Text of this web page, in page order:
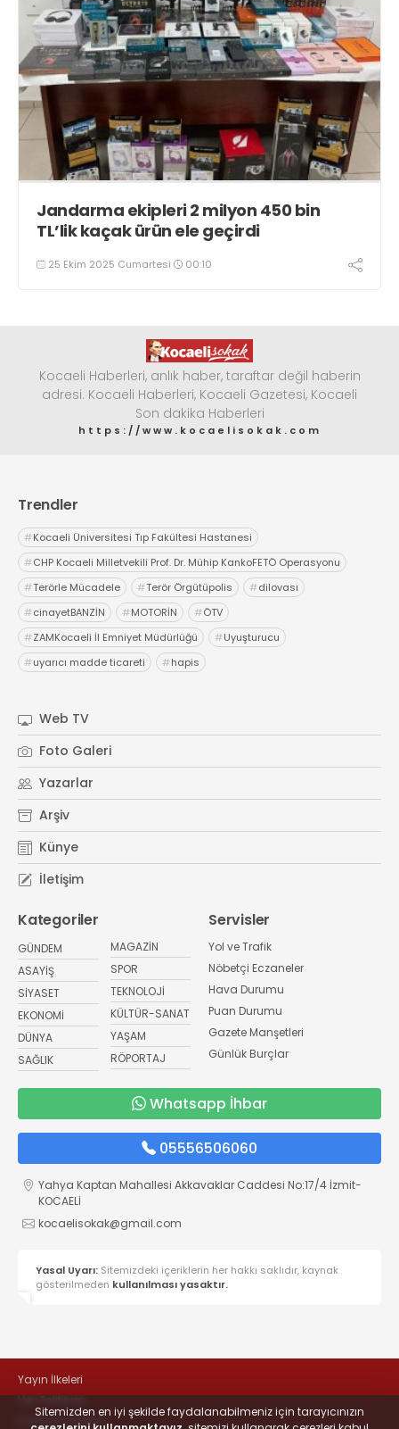
Jandarma ekipleri 2 milyon 450 bin
TL’lik kaçak ürün ele geçirdi
25 Ekim 2025 Cumartesi 00:10
Kocaeli Haberleri, anlık haber, taraftar değil haberin
adresi. Kocaeli Haberleri, Kocaeli Gazetesi, Kocaeli
Son dakika Haberleri
https://www.kocaelisokak.com
Trendler
#Kocaeli Üniversitesi Tıp Fakültesi Hastanesi
#CHP Kocaeli Milletvekili Prof. Dr. Mühip KankoFETÖ Operasyonu
#Terörle Mücadele #Terör Örgütüpolis #dilovası
#cinayetBANZİN #MOTORİN #ÖTV
#ZAMKocaeli İl Emniyet Müdürlüğü #Uyuşturucu
#uyarıcı madde ticareti #hapis
Web TV
Foto Galeri
Yazarlar
Arşiv
Künye
İletişim
Kategoriler
GÜNDEM
ASAYİŞ
SİYASET
EKONOMİ
DÜNYA
SAĞLIK
MAGAZİN
SPOR
TEKNOLOJİ
KÜLTÜR-SANAT
YAŞAM
RÖPORTAJ
Servisler
Yol ve Trafik
Nöbetçi Eczaneler
Hava Durumu
Puan Durumu
Gazete Manşetleri
Günlük Burçlar
Whatsapp İhbar
05556506060
Yahya Kaptan Mahallesi Akkavaklar Caddesi No:17/4 İzmit-
KOCAELİ
kocaelisokak@gmail.com
Yasal Uyarı: Sitemizdeki içeriklerin her hakkı saklıdır, kaynak
gösterilmeden kullanılması yasaktır.
Yayın İlkeleri
Veri Politikası
Kullanım Şartları
Sitemizden en iyi şekilde faydalanabilmeniz için tarayıcınızın